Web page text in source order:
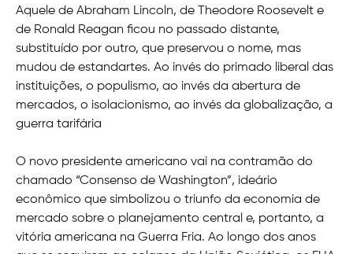
Aquele de Abraham Lincoln, de Theodore Roosevelt e
de Ronald Reagan ficou no passado distante,
substituído por outro, que preservou o nome, mas
mudou de estandartes. Ao invés do primado liberal das
instituições, o populismo, ao invés da abertura de
mercados, o isolacionismo, ao invés da globalização, a
guerra tarifária
O novo presidente americano vai na contramão do
chamado “Consenso de Washington”, ideário
econômico que simbolizou o triunfo da economia de
mercado sobre o planejamento central e, portanto, a
vitória americana na Guerra Fria. Ao longo dos anos